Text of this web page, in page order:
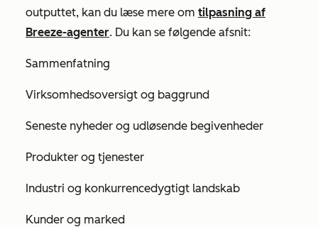
outputtet, kan du læse mere om tilpasning af
Breeze-agenter. Du kan se følgende afsnit:
Sammenfatning
Virksomhedsoversigt og baggrund
Seneste nyheder og udløsende begivenheder
Produkter og tjenester
Industri og konkurrencedygtigt landskab
Kunder og marked